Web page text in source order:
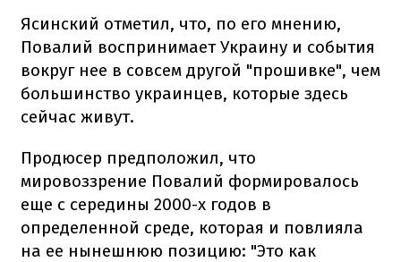
Ясинский отметил, что, по его мнению,
Повалий воспринимает Украину и события
вокруг нее в совсем другой "прошивке", чем
большинство украинцев, которые здесь
сейчас живут.
Продюсер предположил, что
мировоззрение Повалий формировалось
еще с середины 2000-х годов в
определенной среде, которая и повлияла
на ее нынешнюю позицию: "Это как